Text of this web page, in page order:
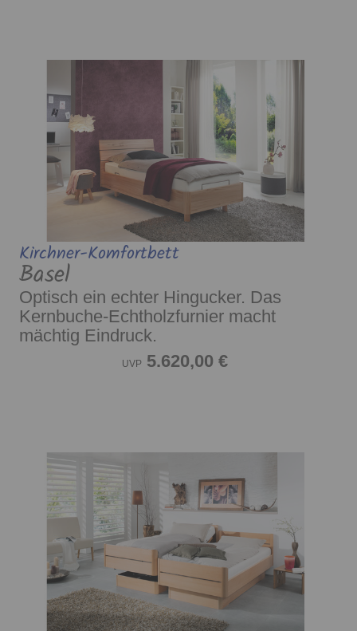
Kirchner-Komfortbett
Basel
Optisch ein echter Hingucker. Das
Kernbuche-Echtholzfurnier macht
mächtig Eindruck.
UVP 5.620,00 €